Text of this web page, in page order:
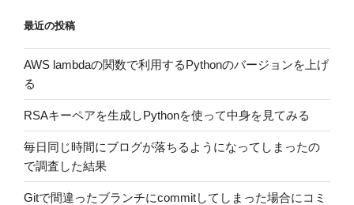
最近の投稿
AWS lambdaの関数で利用するPythonのバージョンを上げ
る
RSAキーペアを生成しPythonを使って中身を見てみる
毎日同じ時間にブログが落ちるようになってしまったの
で調査した結果
Gitで間違ったブランチにcommitしてしまった場合にコミ